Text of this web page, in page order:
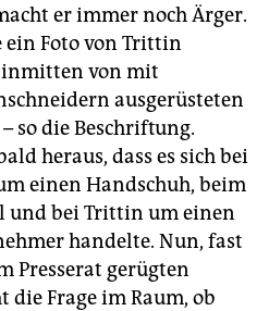
er immer noch Ärger.
ein Foto von Trittin
von mit
ausgerüsteten
so die Beschriftung.
heraus, dass es sich bei
einen Handschuh, beim
und bei Trittin um einen
handelte. Nun, fast
Presserat gerügten
Frage im Raum, ob